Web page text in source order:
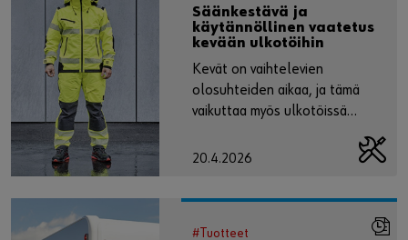
Säänkestävä ja
käytännöllinen vaatetus
kevään ulkotöihin
Kevät on vaihtelevien
olosuhteiden aikaa, ja tämä
vaikuttaa myös ulkotöissä
20.4.2026
#Tuotteet